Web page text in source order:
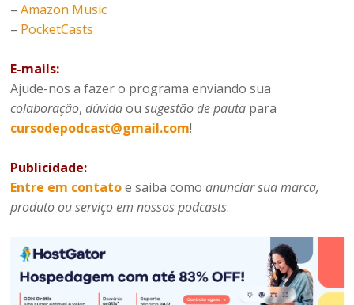
–Amazon Music
– PocketCasts
E-mails:
Ajude-nos a fazer o programa enviando sua
colaboração,dúvidaousugestão de pauta para
cursodepodcast@gmail.com!
Publicidade:
Entre em contatoe saiba comoanunciar sua marca,
produto ou serviço em nossos podcasts.